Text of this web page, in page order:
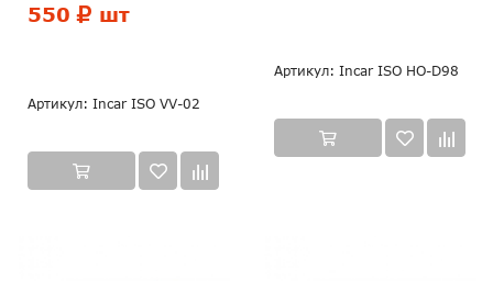
550 шт
Артикул: Incar ISO VV-02
Артикул: Incar ISO HO-D98